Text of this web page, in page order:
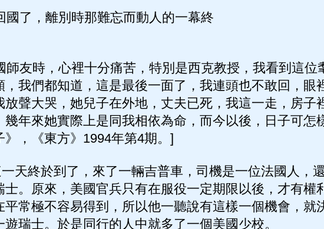
了，離別時那難忘而動人的一幕終
友時，心裡十分痛苦，特別是西克教授，我看到這位
，我們都知道，這是最後一面了，我連頭也不敢回，眼
放聲大哭，她兒子在外地，丈夫已死，我這一走，房子
幾年來她實際上是同我相依為命，而今以後，日子可怎
》，《東方》1994年第4期。]
天終於到了，來了一輛吉普車，司機是一位法國人，
士。原來，美國官兵只有在服役一定期限以後，才有權
平常極不容易得到，所以他一聽說有這樣一個機會，就
瑞士。於是同行的人中就多了一個美國少校。